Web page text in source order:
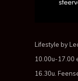
Lifestyle by
10.00u-17.00
16.30u.